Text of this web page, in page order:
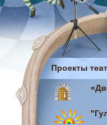
Проекты